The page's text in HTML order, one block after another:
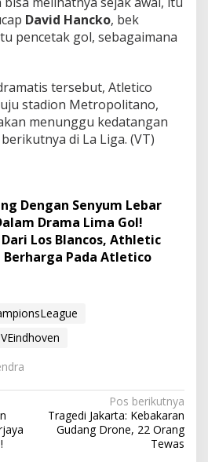
David Hancko, bek
pencetak gol, sebagaimana
tersebut, Atletico
stadion Metropolitano,
menunggu kedatangan
di La Liga. (VT)
Dengan Senyum Lebar
Drama Lima Gol!
Los Blancos, Athletic
Berharga Pada Atletico
Pos berikutnya
Tragedi Jakarta: Kebakaran
Gudang Drone, 22 Orang
Tewas